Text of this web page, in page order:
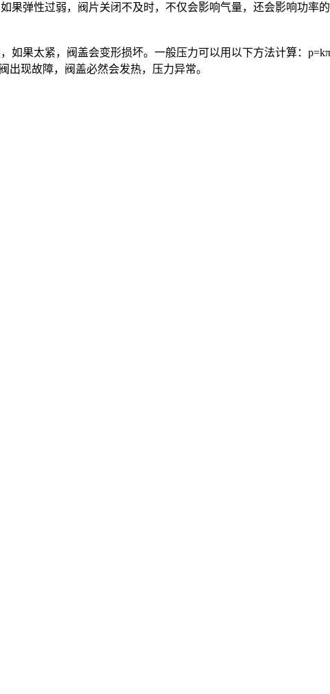
弹性过弱，阀片关闭不及时，不仅会影响气量，还会影响功率
果太紧，阀盖会变形损坏。一般压力可以用以下方法计算：
出现故障，阀盖必然会发热，压力异常。